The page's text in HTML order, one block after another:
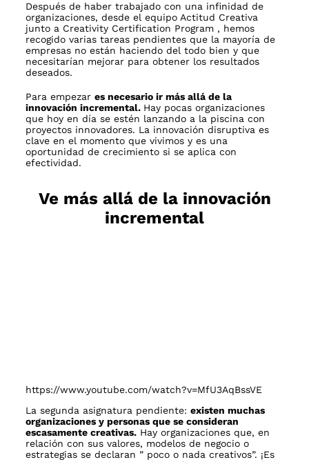
Después de haber trabajado con una infinidad de
organizaciones, desde el equipoActitud Creativa
junto a Creativity Certification Program , hemos
recogido varias tareas pendientes que la mayoría de
empresas no están haciendo del todo bien y que
necesitarían mejorar para obtener los resultados
deseados.
Para empezares necesario ir más allá de la
innovación incremental. Hay pocas organizaciones
que hoy en día se estén lanzando a la piscina con
proyectos innovadores. La innovación disruptiva es
clave en el momento que vivimos y es una
oportunidad de crecimiento si se aplica con
efectividad.
Ve más allá de la innovación
incremental
https://www.youtube.com/watch?v=MfU3AqBssVE
La segunda asignatura pendiente:existen muchas
organizaciones y personas que se consideran
escasamente creativas. Hay organizaciones que, en
relación con sus valores, modelos de negocio o
estrategias se declaran ” poco o nada creativos”. ¡Es